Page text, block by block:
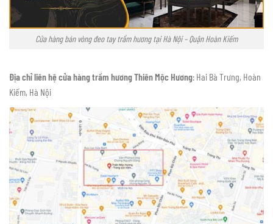
Cửa hàng bán vòng đeo tay trầm hương tại Hà Nội – Quận Hoàn Kiếm
Địa chỉ liên hệ cửa hàng trầm hương Thiên Mộc Hương: Hai Bà Trưng, Hoàn
Kiếm, Hà Nội